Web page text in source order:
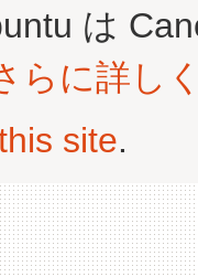
は
らに詳し
site.